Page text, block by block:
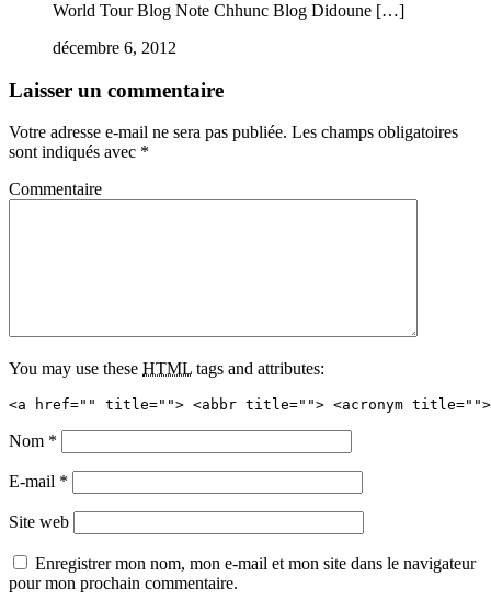
World Tour Blog Note Chhunc Blog Didoune […]
décembre 6, 2012
Laisser un commentaire
Votre adresse e-mail ne sera pas publiée. Les champs obligatoires
sont indiqués avec *
Commentaire
You may use these HTML tags and attributes:
<a href="" title=""> <abbr title=""> <acronym title="">
Nom *
E-mail *
Site web
Enregistrer mon nom, mon e-mail et mon site dans le navigateur
pour mon prochain commentaire.